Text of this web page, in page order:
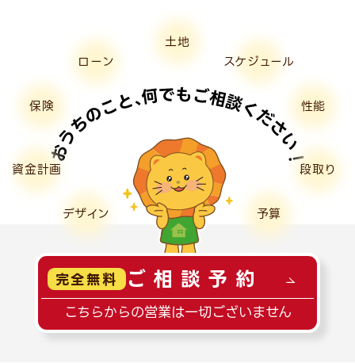
土地
ローン
保険
資金計画
デザイン 予算
段取り
性能
スケジュール
完全無料 ご相談予約
こちらからの営業は一切ございません